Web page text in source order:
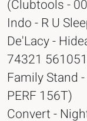
(Clubtools -
Indo - R U
De'Lacy -
74321
Family Stand
PERF 156T)
Convert -